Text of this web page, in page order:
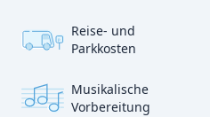
p
Reise- und
Parkkosten
Musikalische
Vorbereitung